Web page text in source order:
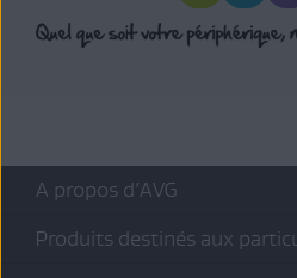
A propos d’AVG
Produits destinés aux